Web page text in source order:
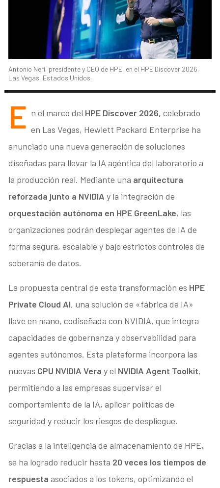
Antonio Neri, presidente y CEO de HPE, en el HPE Discover 2026.
Las Vegas, Estados Unidos.
E n el marco del HPE Discover 2026,celebrado
en Las Vegas, Hewlett Packard Enterprise ha
anunciado una nueva generación de soluciones
diseñadas para llevar la IA agéntica del laboratorio a
la producción real. Mediante una arquitectura
reforzada junto a NVIDIA y la integración de
orquestación autónoma en HPE GreenLake, las
organizaciones podrán desplegar agentes de IA de
forma segura, escalable y bajo estrictos controles de
soberanía de datos.
La propuesta central de esta transformación es HPE
Private Cloud AI, una solución de «fábrica de IA»
llave en mano, codiseñada con NVIDIA, que integra
capacidades de gobernanza y observabilidad para
agentes autónomos. Esta plataforma incorpora las
nuevas CPU NVIDIA Vera y el NVIDIA Agent Toolkit,
permitiendo a las empresas supervisar el
comportamiento de la IA, aplicar políticas de
seguridad y reducir los riesgos de despliegue.
Gracias a la inteligencia de almacenamiento de HPE,
se ha logrado reducir hasta 20 veces los tiempos de
respuesta asociados a los tokens, optimizando el